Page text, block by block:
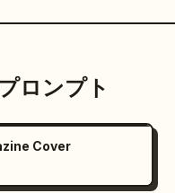
ロンプト
Cover